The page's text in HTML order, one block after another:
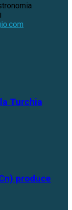
Turchia
produce